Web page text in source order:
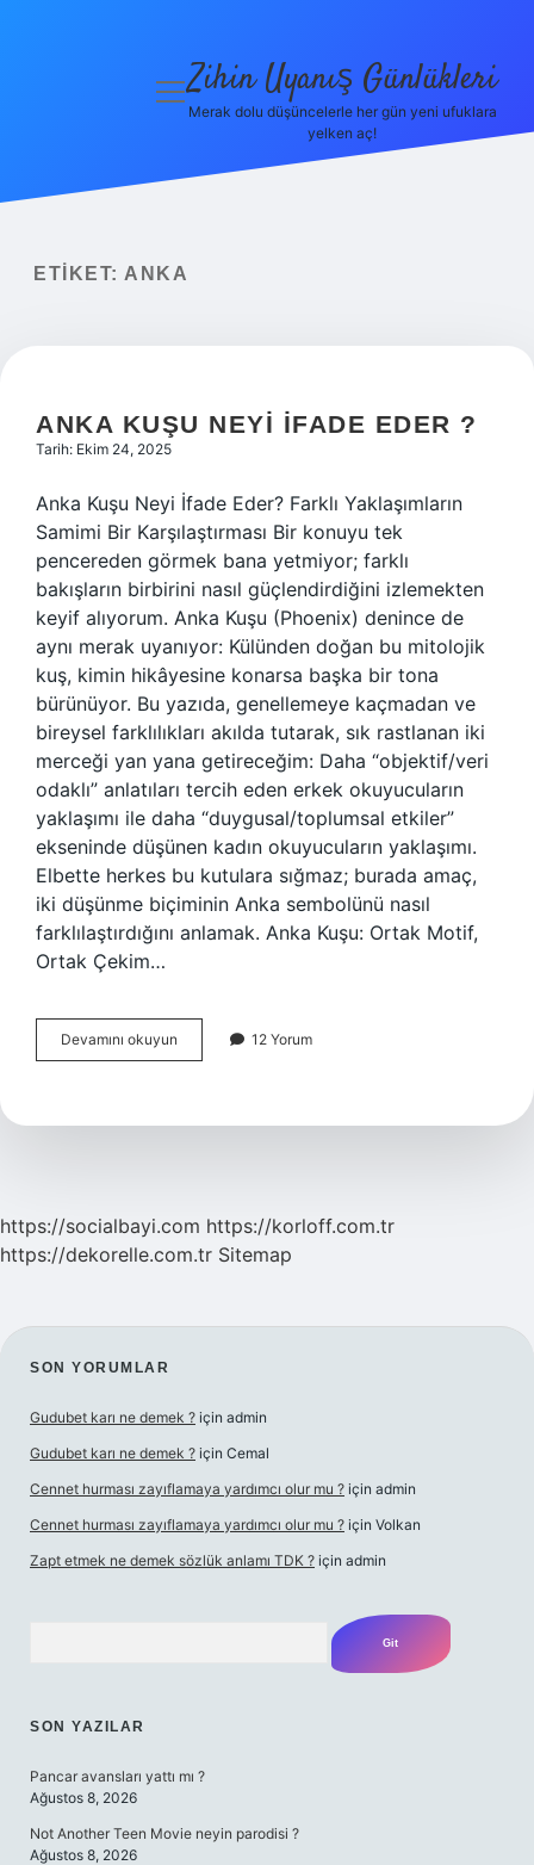
Politikası
menüyü
Zihin Uyanış Günlükleri
Merak dolu düşüncelerle her gün yeni ufuklara
yelken aç!
ETIKET: ANKA
ANKA KUŞU NEYI IFADE EDER ?
Tarih: Ekim 24, 2025
Anka Kuşu Neyi İfade Eder? Farklı Yaklaşımların
Samimi Bir Karşılaştırması Bir konuyu tek
pencereden görmek bana yetmiyor; farklı
bakışların birbirini nasıl güçlendirdiğini izlemekten
keyif alıyorum. Anka Kuşu (Phoenix) denince de
aynı merak uyanıyor: Külünden doğan bu mitolojik
kuş, kimin hikâyesine konarsa başka bir tona
bürünüyor. Bu yazıda, genellemeye kaçmadan ve
bireysel farklılıkları akılda tutarak, sık rastlanan iki
merceği yan yana getireceğim: Daha “objektif/veri
odaklı” anlatıları tercih eden erkek okuyucuların
yaklaşımı ile daha “duygusal/toplumsal etkiler”
ekseninde düşünen kadın okuyucuların yaklaşımı.
Elbette herkes bu kutulara sığmaz; burada amaç,
iki düşünme biçiminin Anka sembolünü nasıl
farklılaştırdığını anlamak. Anka Kuşu: Ortak Motif,
Ortak Çekim…
Devamını okuyun
Kuşu
eder
12 Yorum
https://socialbayi.com https://korloff.com.tr
https://dekorelle.com.tr Sitemap
SIDEBAR
SON YORUMLAR
Gudubet karı ne demek ? için admin
Gudubet karı ne demek ? için Cemal
Cennet hurması zayıflamaya yardımcı olur mu ? için admin
Cennet hurması zayıflamaya yardımcı olur mu ? için Volkan
Zapt etmek ne demek sözlük anlamı TDK ? için admin
SON YAZILAR
Pancar avansları yattı mı ?
Ağustos 8, 2026
Not Another Teen Movie neyin parodisi ?
Ağustos 8, 2026